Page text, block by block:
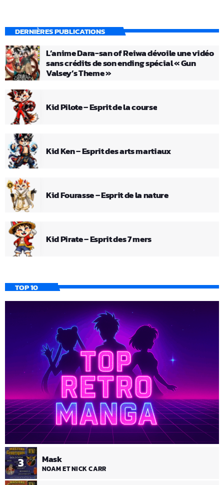
DERNIÈRES PUBLICATIONS
L’anime Dara-san of Reiwa dévoile une vidéo
sans crédits de son ending spécial « Gun
Valsey’s Theme »
Kid Pilote – Esprit de la course
Kid Ken – Esprit des arts martiaux
Kid Fourasse – Esprit de la nature
Kid Pirate – Esprit des 7 mers
TOP 10
3 Mask
NOAM ET NICK CARR